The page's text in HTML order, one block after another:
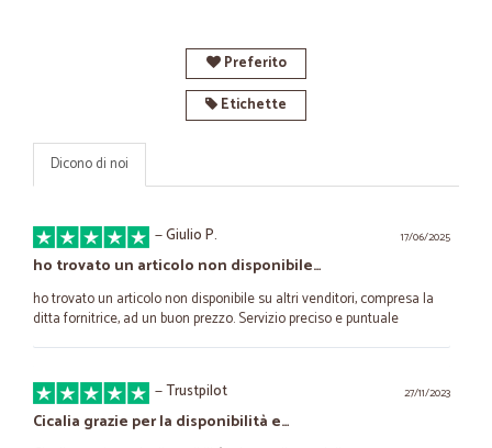
Preferito
Etichette
Dicono di noi
17/06/2025
—Giulio P.
ho trovato un articolo non disponibile…
ho trovato un articolo non disponibile su altri venditori, compresa la
ditta fornitrice, ad un buon prezzo. Servizio preciso e puntuale
27/11/2023
—Trustpilot
Cicalia grazie per la disponibilità e…